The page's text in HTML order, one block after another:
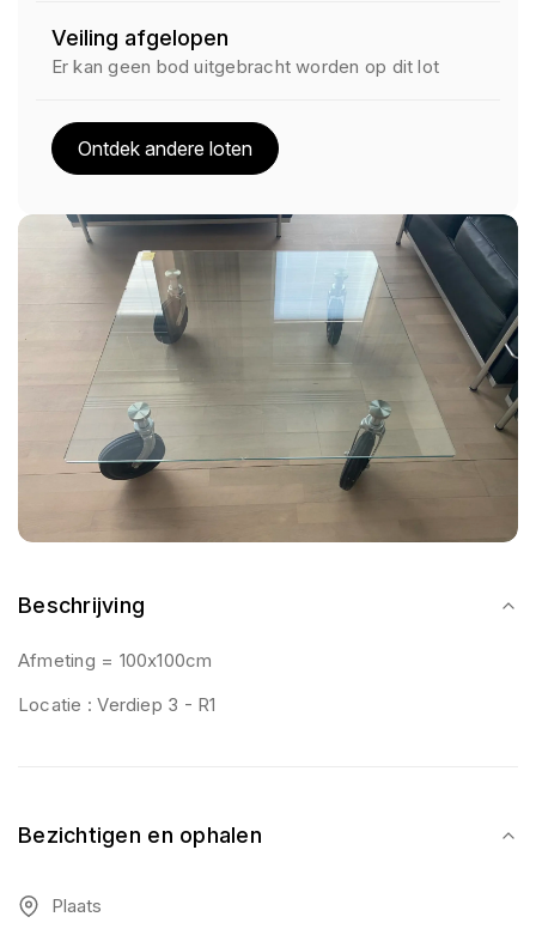
Beschrijving
Afmeting = 100x100cm
Locatie : Verdiep 3 - R1
Bezichtigen en ophalen
Plaats
Veiling afgelopen
Er kan geen bod uitgebracht worden op dit lot
Ontdek andere loten